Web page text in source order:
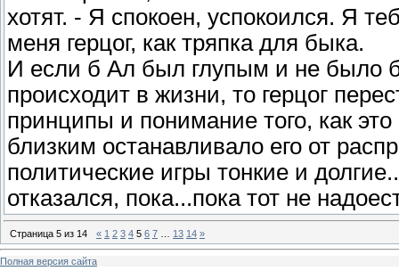
хотят. - Я спокоен, успокоился. Я
меня герцог, как тряпка для быка.
И если б Ал был глупым и не было б
происходит в жизни, то герцог
принципы и понимание того, как
близким останавливало его от
политические игры тонкие и
отказался, пока...пока тот не
Страница 5 из 14 « 1 2 3 4 5 6 7 13 14 »
Полная версия сайта